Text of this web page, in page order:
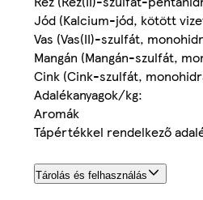
Jód (Kalcium-jód, kötött
Vas (Vas(II)-szulfát,
Mangán (Mangán-szulfát,
Cink (Cink-szulfát,
Adalékanyagok/kg:
Aromák
Tápértékkel rendelkező
Tárolás és felhasználás